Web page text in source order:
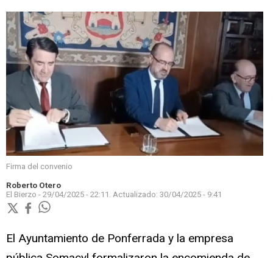
Firma del convenio
Roberto Otero
El Bierzo - 29/04/2025 - 22:11. Actualizado: 30/04/2025 - 9:41
El Ayuntamiento de Ponferrada y la empresa